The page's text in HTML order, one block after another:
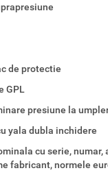
de protectie
GPL
presiune la
yala dubla inchidere
cu serie,
fabricant, normele